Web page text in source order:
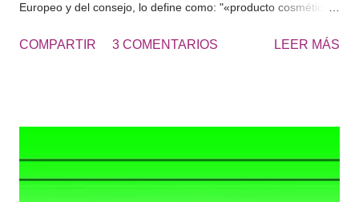
Europeo y del consejo, lo define como: "«producto cosmético»:
con las partes superficiales del cuerpo humano (epidermis,
los olores corporales." De lo que más usamos normalmente:
Jabón, gel de baño, champú, suavizante, limpiador facial,
COMPARTIR 3 COMENTARIOS LEER MÁS